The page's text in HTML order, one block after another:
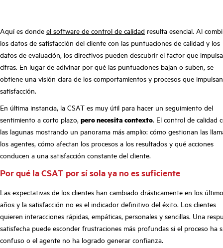
Aquí es donde el software de control de calidad resulta esencial. Al
los datos de satisfacción del cliente con las puntuaciones de calidad y los
datos de evaluación, los directivos pueden descubrir el factor que
cifras. En lugar de adivinar por qué las puntuaciones bajan o suben, se
obtiene una visión clara de los comportamientos y procesos que
satisfacción.
En última instancia, la CSAT es muy útil para hacer un seguimiento del
sentimiento a corto plazo, pero necesita contexto. El control de calidad
las lagunas mostrando un panorama más amplio: cómo gestionan las
los agentes, cómo afectan los procesos a los resultados y qué acciones
conducen a una satisfacción constante del cliente.
Por qué la CSAT por sí sola ya no es suficiente
Las expectativas de los clientes han cambiado drásticamente en los
años y la satisfacción no es el indicador definitivo del éxito. Los clientes
quieren interacciones rápidas, empáticas, personales y sencillas. Una
satisfecha puede esconder frustraciones más profundas si el proceso ha
confuso o el agente no ha logrado generar confianza.